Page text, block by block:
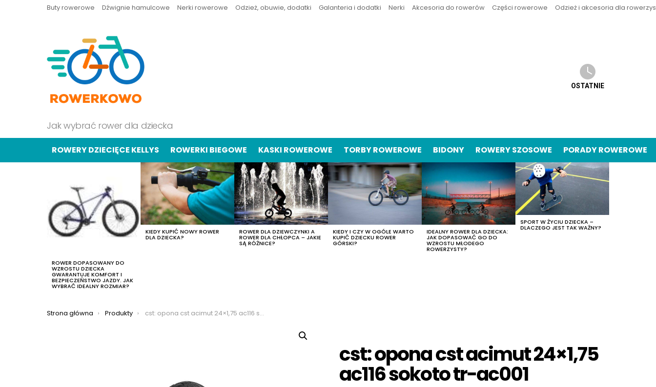
Buty rowerowe Dźwignie hamulcowe Nerki rowerowe Odzież, obuwie, dodatki Galanteria i dodatki Nerki Akcesoria do rowerów Części rowerowe Odzież i akcesoria dla
Jak wybrać rower dla dziecka
OSTATNIE
ROWERY DZIECIĘCE KELLYS ROWERKI BIEGOWE KASKI ROWEROWE TORBY ROWEROWE BIDONY ROWERY SZOSOWE PORADY ROWEROWE
ROWER DOPASOWANY DO
WZROSTU DZIECKA
GWARANTUJE KOMFORT I
BEZPIECZEŃSTWO JAZDY. JAK
WYBRAĆ IDEALNY ROZMIAR?
KIEDY KUPIĆ NOWY ROWER
DLA DZIECKA?
ROWER DLA DZIEWCZYNKI A
ROWER DLA CHŁOPCA – JAKIE
SĄ RÓŻNICE?
KIEDY I CZY W OGÓLE WARTO
KUPIĆ DZIECKU ROWER
GÓRSKI?
IDEALNY ROWER DLA DZIECKA:
JAK DOPASOWAĆ GO DO
WZROSTU MŁODEGO
ROWERZYSTY?
SPORT W ŻYCIU DZIECKA –
DLACZEGO JEST TAK WAŻNY?
Jesteś tutaj:
Strona główna Produkty cst: opona cst acimut 24×1,75 ac116 sokoto tr-ac001
cst: opona cst acimut 24×1,75
ac116 sokoto tr-ac001